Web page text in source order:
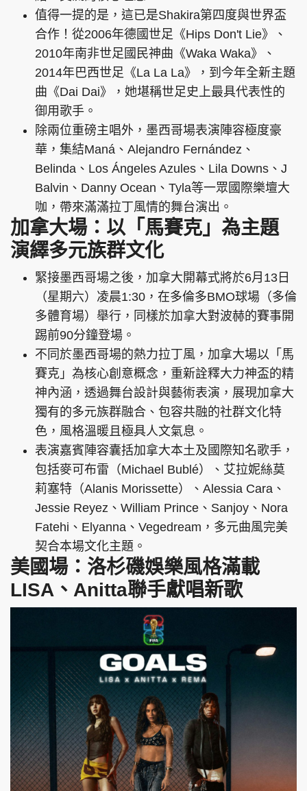
值得一提的是，這已是Shakira第四度與世界盃
合作！從2006年德國世足《Hips Don't Lie》、
2010年南非世足國民神曲《Waka Waka》、
2014年巴西世足《La La La》，到今年全新主題
曲《Dai Dai》，她堪稱世足史上最具代表性的
御用歌手。
除兩位重磅主唱外，墨西哥場表演陣容極度豪
華，集結Maná、Alejandro Fernández、
Belinda、Los Ángeles Azules、Lila Downs、J
Balvin、Danny Ocean、Tyla等一眾國際樂壇大
咖，帶來滿滿拉丁風情的舞台演出。
加拿大場：以「馬賽克」為主題
演繹多元族群文化
緊接墨西哥場之後，加拿大開幕式將於6月13日
（星期六）凌晨1:30，在多倫多BMO球場（多倫
多體育場）舉行，同樣於加拿大對波赫的賽事開
踢前90分鐘登場。
不同於墨西哥場的熱力拉丁風，加拿大場以「馬
賽克」為核心創意概念，重新詮釋大力神盃的精
神內涵，透過舞台設計與藝術表演，展現加拿大
獨有的多元族群融合、包容共融的社群文化特
色，風格溫暖且極具人文氣息。
表演嘉賓陣容囊括加拿大本土及國際知名歌手，
包括麥可布雷（Michael Bublé）、艾拉妮絲莫
莉塞特（Alanis Morissette）、Alessia Cara、
Jessie Reyez、William Prince、Sanjoy、Nora
Fatehi、Elyanna、Vegedream，多元曲風完美
契合本場文化主題。
美國場：洛杉磯娛樂風格滿載
LISA、Anitta聯手獻唱新歌